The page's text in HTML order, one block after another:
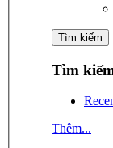
Tìm
Thêm...